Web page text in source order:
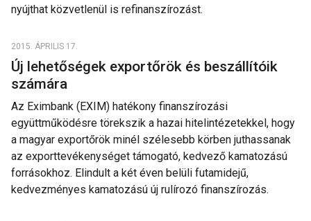
nyújthat közvetlenül is refinanszírozást.
2015. ÁPRILIS 17.
Új lehetőségek exportőrök és beszállítóik
számára
Az Eximbank (EXIM) hatékony finanszírozási
együttműködésre törekszik a hazai hitelintézetekkel, hogy
a magyar exportőrök minél szélesebb körben juthassanak
az exporttevékenységet támogató, kedvező kamatozású
forrásokhoz. Elindult a két éven belüli futamidejű,
kedvezményes kamatozású új rulírozó finanszírozás.